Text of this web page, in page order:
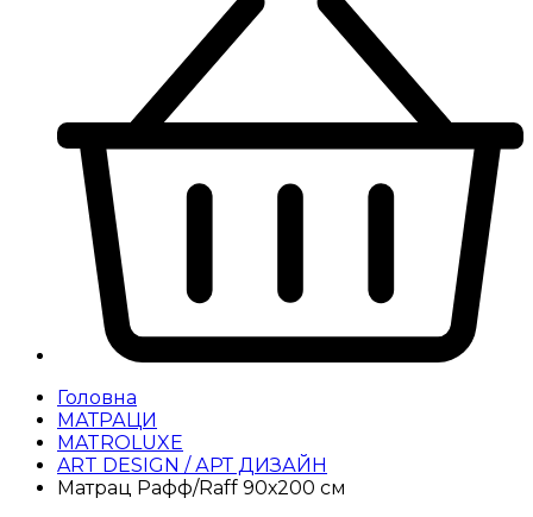
Головна
МАТРАЦИ
MATROLUXE
ART DESIGN / АРТ ДИЗАЙН
Матрац Рафф/Raff 90х200 см